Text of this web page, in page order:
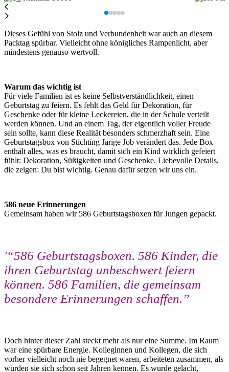
Dieses Gefühl von Stolz und Verbundenheit war auch an diesem
Packtag spürbar. Vielleicht ohne königliches Rampenlicht, aber
mindestens genauso wertvoll.
Warum das wichtig ist
Für viele Familien ist es keine Selbstverständlichkeit, einen
Geburtstag zu feiern. Es fehlt das Geld für Dekoration, für
Geschenke oder für kleine Leckereien, die in der Schule verteilt
werden können. Und an einem Tag, der eigentlich voller Freude
sein sollte, kann diese Realität besonders schmerzhaft sein. Eine
Geburtstagsbox von Stichting Jarige Job verändert das. Jede Box
enthält alles, was es braucht, damit sich ein Kind wirklich gefeiert
fühlt: Dekoration, Süßigkeiten und Geschenke. Liebevolle Details,
die zeigen: Du bist wichtig. Genau dafür setzen wir uns ein.
586 neue Erinnerungen
Gemeinsam haben wir 586 Geburtstagsboxen für Jungen gepackt.
'“586 Geburtstagsboxen. 586 Kinder, die
ihren Geburtstag unbeschwert feiern
können. 586 Familien, die gemeinsam
besondere Erinnerungen schaffen.”
Doch hinter dieser Zahl steckt mehr als nur eine Summe. Im Raum
war eine spürbare Energie. Kolleginnen und Kollegen, die sich
vorher vielleicht noch nie begegnet waren, arbeiteten zusammen, als
würden sie sich schon seit Jahren kennen. Es wurde gelacht,